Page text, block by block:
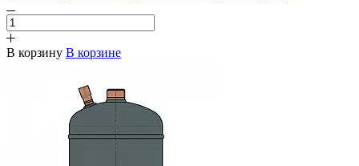
В корзину В корзине